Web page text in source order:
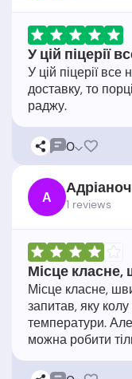
У цій піцерії
У цій піцерії
доставку, то
0
А 1 reviews
Місце
Місце класне,
запитав, яку
температури.